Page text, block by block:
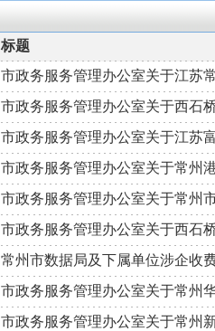
标题
市政务服务管理办公室关于江苏
市政务服务管理办公室关于西石
市政务服务管理办公室关于江苏
市政务服务管理办公室关于常州
市政务服务管理办公室关于常州
市政务服务管理办公室关于西石
常州市数据局及下属单位涉企收
市政务服务管理办公室关于常州
市政务服务管理办公室关于常州